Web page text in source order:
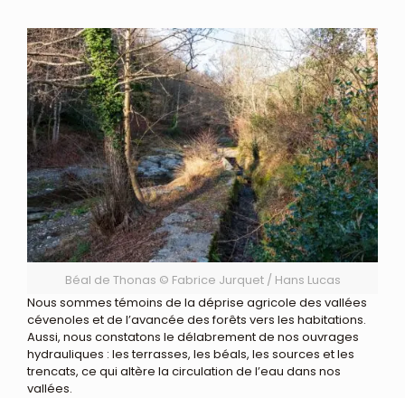
Béal de Thonas © Fabrice Jurquet / Hans Lucas
Nous sommes témoins de la déprise agricole des vallées
cévenoles et de l’avancée des forêts vers les habitations.
Aussi, nous constatons le délabrement de nos ouvrages
hydrauliques : les terrasses, les béals, les sources et les
trencats, ce qui altère la circulation de l’eau dans nos
vallées.